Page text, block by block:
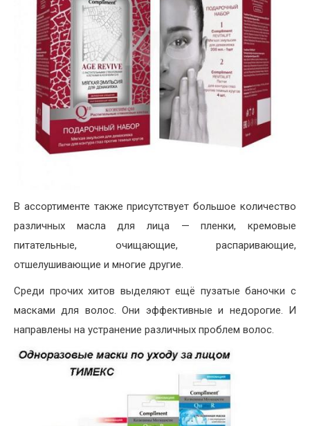
В ассортименте также присутствует большое количество
различных масла для лица — пленки, кремовые
питательные, очищающие, распаривающие,
отшелушивающие и многие другие.
Среди прочих хитов выделяют ещё пузатые баночки с
масками для волос. Они эффективные и недорогие. И
направлены на устранение различных проблем волос.